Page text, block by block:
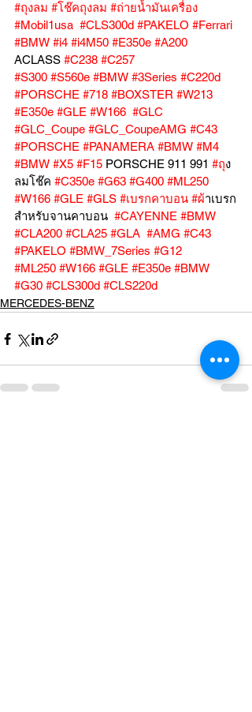
#ถุงลม #โช๊คถุงลม #ถ่ายน้ำมันเครื่อง
#Mobil1usa #CLS300d #PAKELO #Ferrari
#BMW #i4 #i4M50 #E350e #A200
ACLASS #C238 #C257
#S300 #S560e #BMW #3Series #C220d
#PORSCHE #718 #BOXSTER #W213
#E350e #GLE #W166 #GLC
#GLC_Coupe #GLC_CoupeAMG #C43
#PORSCHE #PANAMERA #BMW #M4
#BMW #X5 #F15 PORSCHE 911 991 #ถุง
ลมโช๊ค #C350e #G63 #G400 #ML250
#W166 #GLE #GLS #เบรกคาบอน #ผ้าเบรก
สำหรับจานคาบอน #CAYENNE #BMW
#CLA200 #CLA25 #GLA #AMG #C43
#PAKELO #BMW_7Series #G12
#ML250 #W166 #GLE #E350e #BMW
#G30 #CLS300d #CLS220d
MERCEDES-BENZ